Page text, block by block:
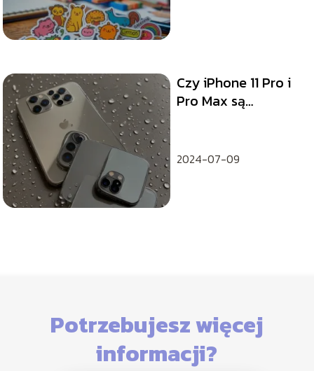
Czy iPhone 11 Pro i
Pro Max są
2024-07-09
Potrzebujesz więcej
informacji?